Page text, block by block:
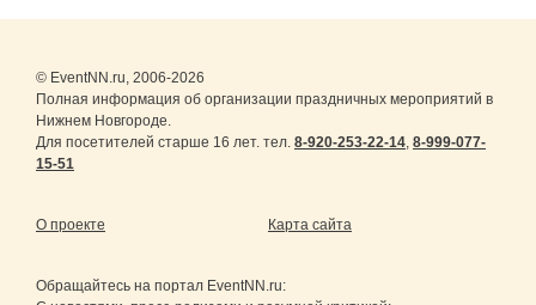
© EventNN.ru, 2006-2026
Полная информация об организации праздничных мероприятий в
Нижнем Новгороде.
Для посетителей старше 16 лет. тел. 8-920-253-22-14 8-999-077-
15-51
О проекте Карта сайта
Обращайтесь на портал EventNN.ru: